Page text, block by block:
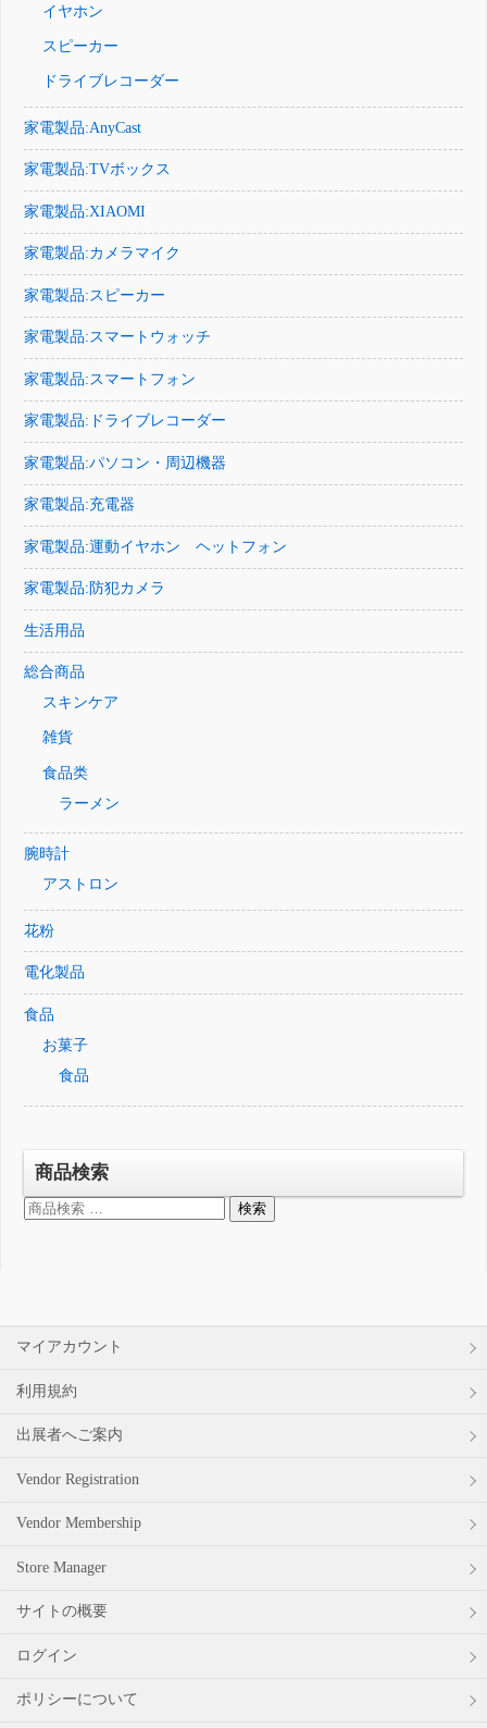
イヤホン
スピーカー
ドライブレコーダー
家電製品:AnyCast
家電製品:TVボックス
家電製品:XIAOMI
家電製品:カメラマイク
家電製品:スピーカー
家電製品:スマートウォッチ
家電製品:スマートフォン
家電製品:ドライブレコーダー
家電製品:パソコン・周辺機器
家電製品:充電器
家電製品:運動イヤホン ヘットフォン
家電製品:防犯カメラ
生活用品
総合商品
スキンケア
雑貨
食品类
ラーメン
腕時計
アストロン
花粉
電化製品
食品
お菓子
食品
商品検索
検
検索
マイアカウント
利用規約
出展者へご案内
Vendor Registration
Vendor Membership
Store Manager
サイトの概要
ログイン
ポリシーについて